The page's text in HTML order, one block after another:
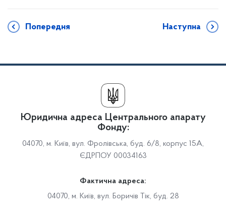
Попередня Наступна
Юридична адреса Центрального апарату
Фонду:
04070, м. Київ, вул. Фролівська, буд. 6/8, корпус 15А,
ЄДРПОУ 00034163
Фактична адреса:
04070, м. Київ, вул. Боричів Тік, буд. 28